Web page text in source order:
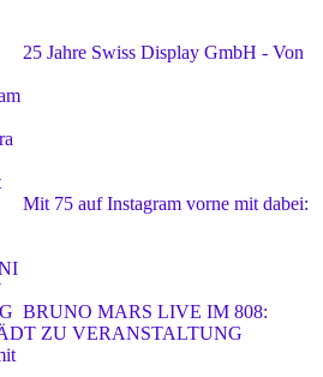
25 Jahre Swiss Display GmbH - Von
Mit 75 auf Instagram vorne mit dabei:
BRUNO MARS LIVE IM 808:
ZU VERANSTALTUNG